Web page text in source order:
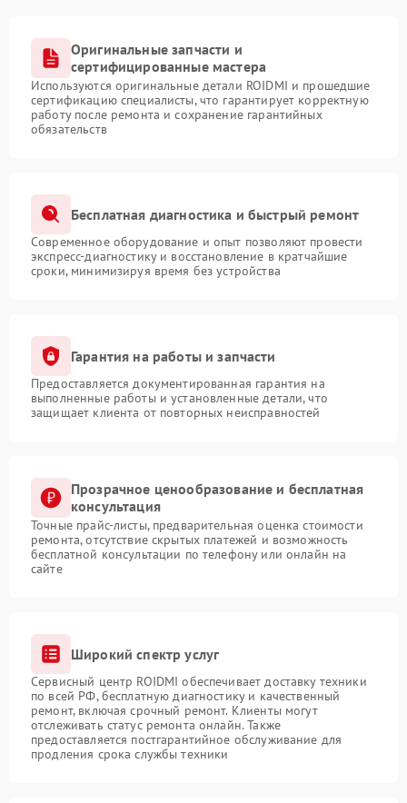
Оригинальные запчасти и
сертифицированные мастера
Используются оригинальные детали ROIDMI и прошедшие
сертификацию специалисты, что гарантирует корректную
работу после ремонта и сохранение гарантийных
обязательств
Бесплатная диагностика и быстрый ремонт
Современное оборудование и опыт позволяют провести
экспресс-диагностику и восстановление в кратчайшие
сроки, минимизируя время без устройства
Гарантия на работы и запчасти
Предоставляется документированная гарантия на
выполненные работы и установленные детали, что
защищает клиента от повторных неисправностей
Прозрачное ценообразование и бесплатная
консультация
Точные прайс-листы, предварительная оценка стоимости
ремонта, отсутствие скрытых платежей и возможность
бесплатной консультации по телефону или онлайн на
сайте
Широкий спектр услуг
Сервисный центр ROIDMI обеспечивает доставку техники
по всей РФ, бесплатную диагностику и качественный
ремонт, включая срочный ремонт. Клиенты могут
отслеживать статус ремонта онлайн. Также
предоставляется постгарантийное обслуживание для
продления срока службы техники